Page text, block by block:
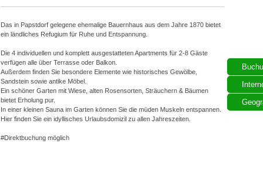
Das in Papstdorf gelegene ehemalige Bauernhaus aus dem Jahre 1870 bietet
ein ländliches Refugium für Ruhe und Entspannung.
Die 4 individuellen und komplett ausgestatteten Apartments für 2-8 Gäste
verfügen alle über Terrasse oder Balkon.
Außerdem finden Sie besondere Elemente wie historisches Gewölbe,
Sandstein sowie antike Möbel.
Ein schöner Garten mit Wiese, alten Rosensorten, Sträuchern & Bäumen
bietet Erholung pur.
In einer kleinen Sauna im Garten können Sie die müden Muskeln entspannen.
Hier finden Sie ein idyllisches Urlaubsdomizil zu allen Jahreszeiten.
#Direktbuchung möglich